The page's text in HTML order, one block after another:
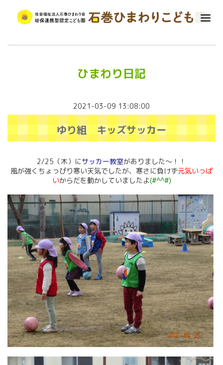
ひまわり日記
2021-03-09 13:08:00
ゆり組 キッズサッカー
2/25（木）にサッカー教室がありました～！！
風が強くちょっぴり寒い天気でしたが、寒さに負けず元気いっぱ
いからだを動かしていましたよ(#^^#)